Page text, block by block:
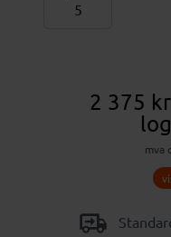
2 375 kr
mva